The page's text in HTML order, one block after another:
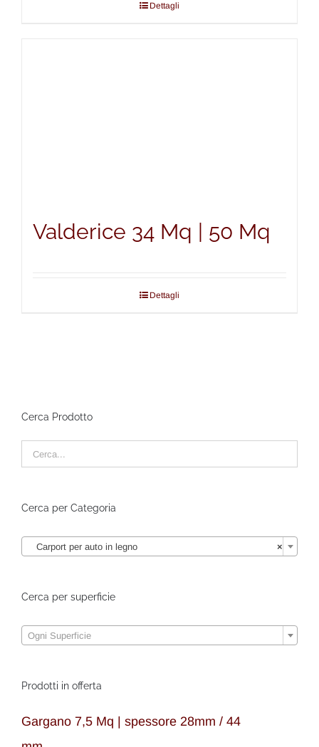
Dettagli
Valderice 34 Mq | 50 Mq
Dettagli
Cerca Prodotto
Cerca per Categoria
×
Carport per auto in legno
Cerca per superficie
Ogni Superficie
Prodotti in offerta
Gargano 7,5 Mq | spessore 28mm / 44